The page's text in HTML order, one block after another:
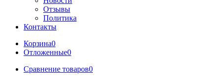
Отзывы
Политика
Контакты
Корзина0
Отложенные0
Сравнение товаров0